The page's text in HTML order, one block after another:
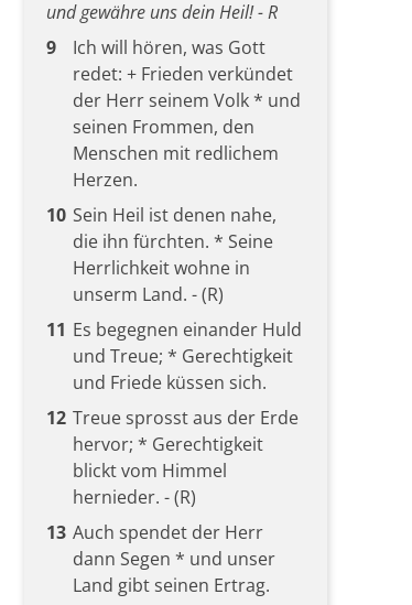
und gewähre uns dein Heil! - R
9
Ich will hören, was Gott
redet: + Frieden verkündet
der Herr seinem Volk * und
seinen Frommen, den
Menschen mit redlichem
Herzen.
10 Sein Heil ist denen nahe,
die ihn fürchten. * Seine
Herrlichkeit wohne in
unserm Land. - (R)
11 Es begegnen einander Huld
und Treue; * Gerechtigkeit
und Friede küssen sich.
12 Treue sprosst aus der Erde
hervor; * Gerechtigkeit
blickt vom Himmel
hernieder. - (R)
13 Auch spendet der Herr
dann Segen * und unser
Land gibt seinen Ertrag.